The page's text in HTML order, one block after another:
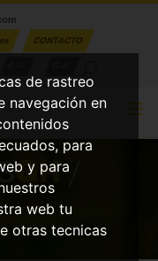
de rastreo
navegación en
para
y para
web tu
otras tecnicas
CONTACTO
GH/